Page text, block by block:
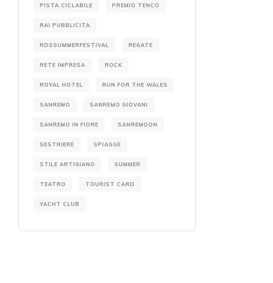
PISTA CICLABILE PREMIO TENCO
RAI PUBBLICITÀ
RDSSUMMERFESTIVAL REGATE
RETE IMPRESA ROCK
ROYAL HOTEL RUN FOR THE WALES
SANREMO SANREMO GIOVANI
SANREMO IN FIORE SANREMOON
SESTRIERE SPIAGGE
STILE ARTIGIANO SUMMER
TEATRO TOURIST CARD
YACHT CLUB